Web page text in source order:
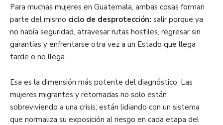
Para muchas mujeres en Guatemala, ambas cosas forman
parte del mismo ciclo de desprotección: salir porque ya
no había seguridad, atravesar rutas hostiles, regresar sin
garantías y enfrentarse otra vez a un Estado que llega
tarde o no llega.
Esa es la dimensión más potente del diagnóstico. Las
mujeres migrantes y retornadas no solo están
sobreviviendo a una crisis; están lidiando con un sistema
que normaliza su exposición al riesgo en cada etapa del